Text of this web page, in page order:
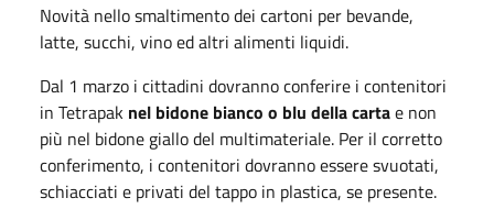
Novità nello smaltimento dei cartoni per bevande,
latte, succhi, vino ed altri alimenti liquidi.
Dal 1 marzo i cittadini dovranno conferire i contenitori
in Tetrapak nel bidone bianco o blu della cartae non
più nel bidone giallo del multimateriale. Per il corretto
conferimento, i contenitori dovranno essere svuotati,
schiacciati e privati del tappo in plastica, se presente.